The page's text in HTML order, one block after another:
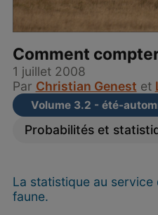
Comment
1 juillet 2008
Par Christian Genest et
Volume 3.2 - été-
Probabilités et
La statistique au service
faune.